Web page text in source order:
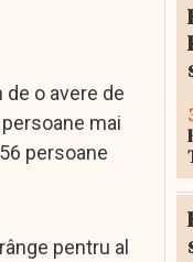
o avere de
mai
persoane
pentru al